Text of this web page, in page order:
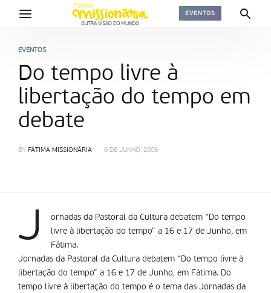
EVENTOS
EVENTOS
Do tempo livre à
libertação do tempo em
debate
BY FÁTIMA MISSIONÁRIA 6 DE JUNHO, 2006
J
ornadas da Pastoral da Cultura debatem “Do tempo
livre à libertação do tempo” a 16 e 17 de Junho, em
Fátima.
Jornadas da Pastoral da Cultura debatem “Do tempo livre à
libertação do tempo” a 16 e 17 de Junho, em Fátima. Do
tempo livre à libertação do tempo é o tema das Jornadas da